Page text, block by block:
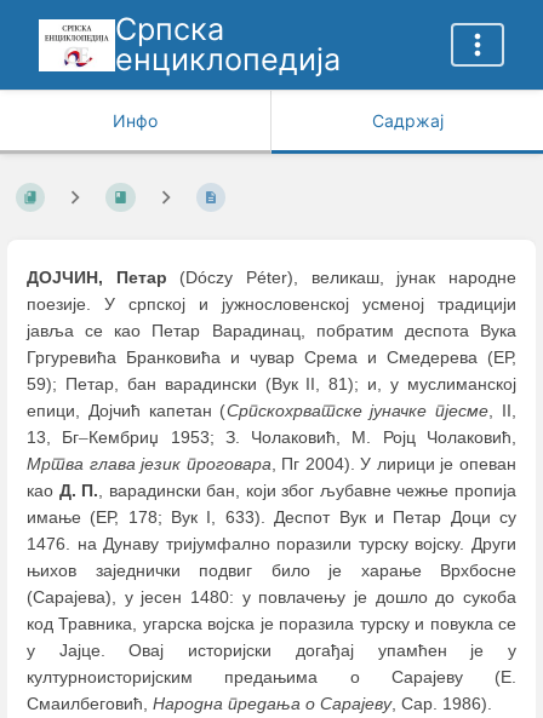
Српска
енциклопедија
Инфо Садржај
ДОЈЧИН, Петар (Dóczy Péter), великаш, јунак народне
поезије. У српској и јужнословенској усменој традицији
јавља се као Петар Варадинац, побратим деспота Вука
Гргуревића Бранковића и чувар Срема и Смедерева (ЕР,
59); Петар, бан варадински (Вук II, 81); и, у муслиманској
епици, Дојчић капетан (Српскохрватске јуначке пјесме, II,
13, Бг–Кембриџ 1953; З. Чолаковић, М. Ројц Чолаковић,
Мртва глава језик проговара, Пг 2004). У лирици је опеван
као Д. П., варадински бан, који због љубавне чежње пропија
имање (ЕР, 178; Вук I, 633). Деспот Вук и Петар Доци су
1476. на Дунаву тријумфално поразили турску војску. Други
њихов заједнички подвиг било је харање Врхбосне
(Сарајева), у јесен 1480: у повлачењу је дошло до сукоба
код Травника, угарска војска је поразила турску и повукла се
у Јајце. Овај историјски догађај упамћен је у
културноисторијским предањима о Сарајеву (Е.
Смаилбеговић, Народна предања о Сарајеву, Сар. 1986).